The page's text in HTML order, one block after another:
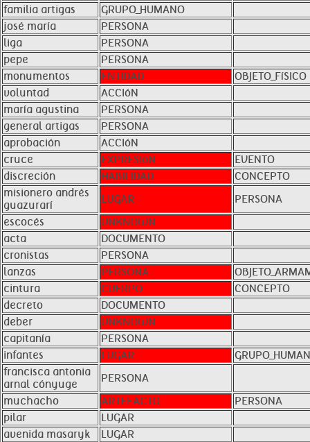
familia artigas
GRUPO_HUMANO
josé maría
PERSONA
liga
PERSONA
pepe
PERSONA
monumentos
ENTIDAD
OBJETO_FíSICO
voluntad
ACCIóN
maría agustina
PERSONA
general artigas
PERSONA
aprobación
ACCIóN
cruce
EXPRESIóN
EVENTO
discreción
HABILIDAD
CONCEPTO
misionero andrés
guazurarí
LUGAR
PERSONA
escocés
UNKNOWN
acta
DOCUMENTO
cronistas
PERSONA
lanzas
PERSONA
cintura
CUERPO
CONCEPTO
decreto
DOCUMENTO
deber
UNKNOWN
capitanía
PERSONA
infantes
LUGAR
francisca antonia
arnal cónyuge
PERSONA
muchacho
ARTEFACTO
PERSONA
pilar
LUGAR
avenida masaryk
LUGAR